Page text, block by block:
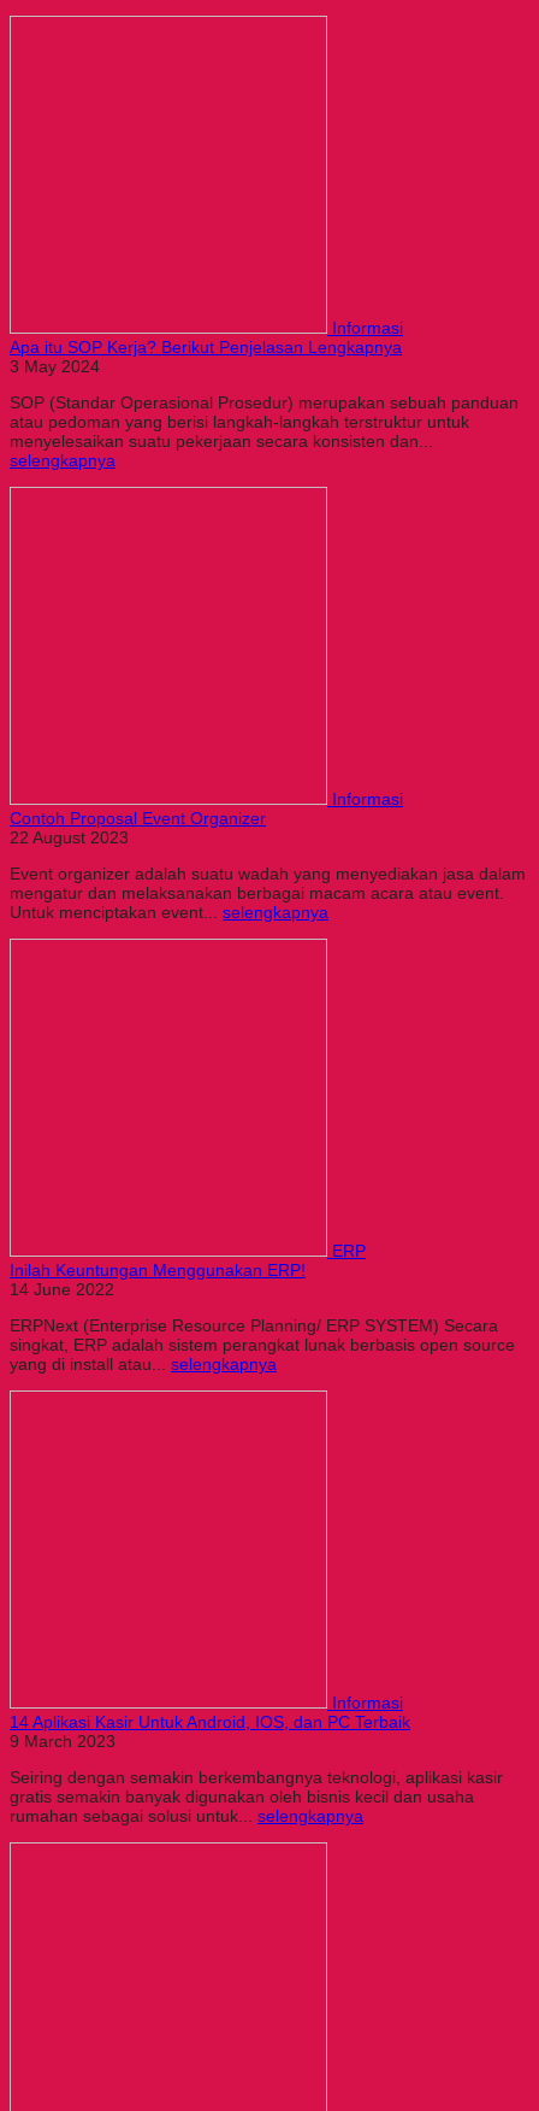
Informasi
Apa itu SOP Kerja? Berikut Penjelasan Lengkapnya
3 May 2024
SOP (Standar Operasional Prosedur) merupakan sebuah panduan
atau pedoman yang berisi langkah-langkah terstruktur untuk
menyelesaikan suatu pekerjaan secara konsisten dan...
selengkapnya
Informasi
Contoh Proposal Event Organizer
22 August 2023
Event organizer adalah suatu wadah yang menyediakan jasa dalam
mengatur dan melaksanakan berbagai macam acara atau event.
Untuk menciptakan event... selengkapnya
ERP
Inilah Keuntungan Menggunakan ERP!
14 June 2022
ERPNext (Enterprise Resource Planning/ ERP SYSTEM) Secara
singkat, ERP adalah sistem perangkat lunak berbasis open source
yang di install atau... selengkapnya
Informasi
14 Aplikasi Kasir Untuk Android, IOS, dan PC Terbaik
9 March 2023
Seiring dengan semakin berkembangnya teknologi, aplikasi kasir
gratis semakin banyak digunakan oleh bisnis kecil dan usaha
rumahan sebagai solusi untuk... selengkapnya